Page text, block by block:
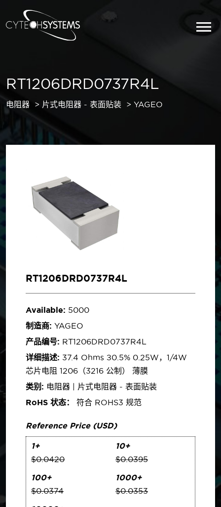
RT1206DRD0737R4L
电阻器 片式电阻器 - 表面贴装 YAGEO
RT1206DRD0737R4L
Available: 5000
制造商: YAGEO
产品编号: RT1206DRD0737R4L
详细描述: 37.4 Ohms ±0.5% 0.25W，1/4W
芯片电阻 1206（3216 公制） 薄膜
类别: 电阻器 | 片式电阻器 - 表面贴装
RoHS 状态：
符合 ROHS3 规范
Reference Price (USD)
1+
$0.0420
10+
$0.0395
100+
$0.0374
1000+
$0.0353